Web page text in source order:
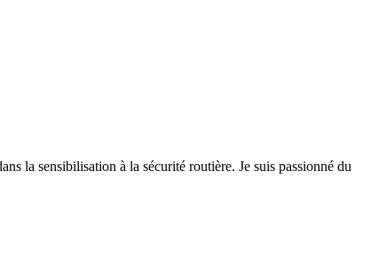
la sensibilisation à la sécurité routière. Je suis passionné du